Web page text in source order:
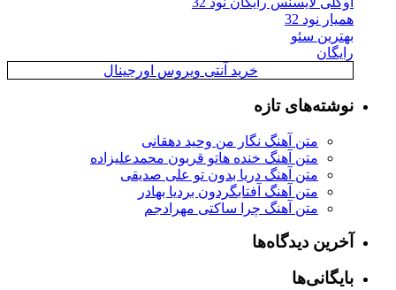
همیار نود 32
بهترین سئو
رایگان
خرید آنتی ویروس اورجینال
نوشته‌های تازه
متن آهنگ نگار من وحید دهقانی
متن آهنگ خنده هاتو قربون محمدعلیزاده
متن آهنگ دریا بدون تو علی صدیقی
متن آهنگ آفتابگردون بردیا بهادر
متن آهنگ چرا ساکتی مهرادجم
آخرین دیدگاه‌ها
بایگانی‌ها